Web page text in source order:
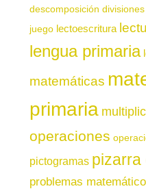
descomposición divisiones
juego lectoescritura
lengua primaria
matemáticas
primaria
operaciones
pictogramas pizarra
problemas